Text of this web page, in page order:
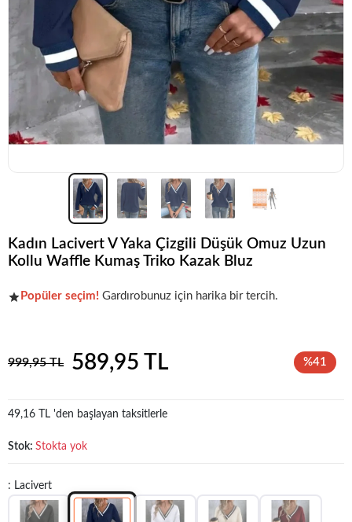
Kadın Lacivert V Yaka Çizgili Düşük Omuz Uzun
Kollu Waffle Kumaş Triko Kazak Bluz
Koleksiyonun en sevilenparçalarından biri.
Popüler seçim! Gardırobunuz için harika bir tercih.
999,95 TL 589,95 TL %41
49,16 TL 'den başlayan taksitlerle
Stok: Stokta yok
: Lacivert